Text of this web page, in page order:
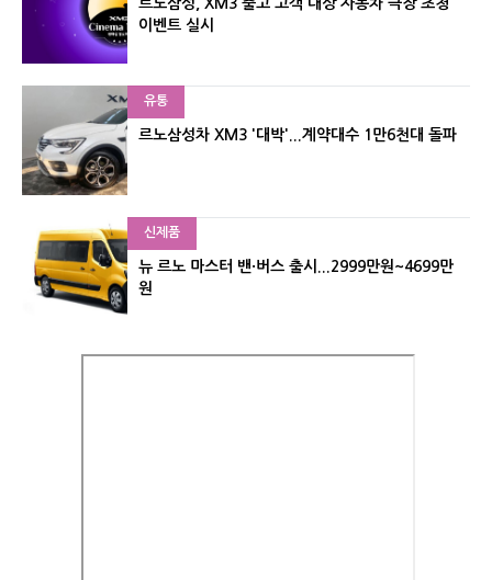
이벤트 실시
유통
르노삼성차 XM3 '대박'...계약대수 1만6천대 돌파
신제품
뉴 르노 마스터 밴·버스 출시...2999만원~4699만
원